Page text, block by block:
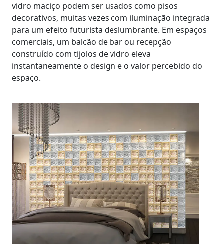
vidro maciço podem ser usados como pisos
decorativos, muitas vezes com iluminação integrada
para um efeito futurista deslumbrante. Em espaços
comerciais, um balcão de bar ou recepção
construído com tijolos de vidro eleva
instantaneamente o design e o valor percebido do
espaço.